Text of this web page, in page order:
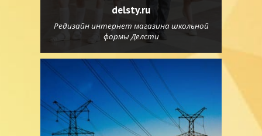
delsty.ru
Редизайн интернет магазина школьной
формы Делсти